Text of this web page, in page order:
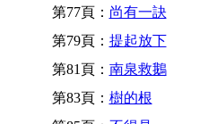
第77頁： 尚有一訣
第79頁： 提起放下
第81頁： 南泉救鵝
第83頁： 樹的根